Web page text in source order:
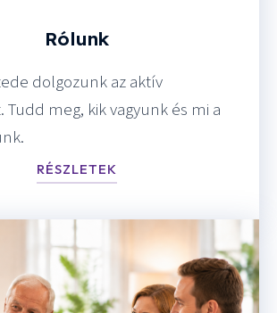
Rólunk
dolgozunk az aktív
Tudd meg, kik vagyunk és mi a
RÉSZLETEK